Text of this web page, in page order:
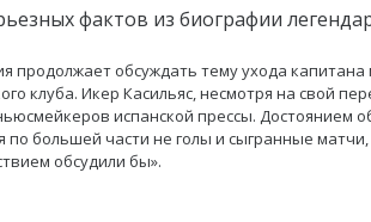
фактов из биографии
продолжает обсуждать тему ухода капитана
клуба. Икер Касильяс, несмотря на свой
испанской прессы. Достоянием
по большей части не голы и сыгранные
обсудили бы».